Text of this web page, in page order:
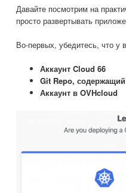
Давайте посмотрим на
просто развертывать
Во-первых, убедитесь, что у
Аккаунт Cloud 66
Git Repo,
Аккаунт в OVHcloud